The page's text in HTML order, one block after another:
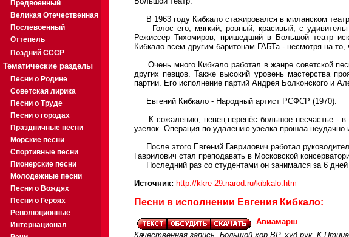
Предвоенный
Великая Отечественная
Послевоенный
Оттепель
Поздний СССР
Тематические разделы
Песни о Родине
Советская лирика
Песни о Труде
Песни о городах
Праздничные песни
Морские песни
Спортивные песни
Пионерские песни
Молодежные песни
Песни о Вождях
Песни о Героях
Революционные
Интернационал
В 1963 году Кибкало стажировался в миланском
Голос его, мягкий, ровный, красивый, с
Режиссёр Тихомиров, пришедший в Большой театр
Кибкало всем другим баритонам ГАБТа - несмотря на
Очень много Кибкало работал в жанре советской
других певцов. Также высокий уровень мастерства
партии. Его исполнение партий Андрея Болконского и
Евгений Кибкало - Народный артист РСФСР (1970).
К сожалению, певец перенёс большое несчастье - в
узелок. Операция по удалению узелка прошла неудачно
После этого Евгений Гаврилович работал
Гаврилович стал преподавать в Московской
Последний раз со студентами он занимался за 6
Источник: http://kkre-29.narod.ru/kibkalo.htm
Песни в исполнении Евгения Кибкало:
Авиамарш
Качественная запись. Большой хор ВР, худ.рук.